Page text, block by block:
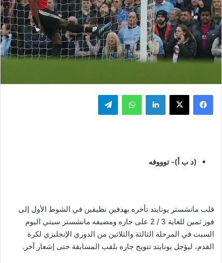
فيسبوك ‫X لينكدإن واتساب تيلقرام
(د ب أ)- توووفه
قلب مانشستر يونايتد تأخره بهدفين نظيفين في الشوط الأول إلى
فوز ثمين للغاية 3 / 2 على جاره ومضيفه مانشستر سيتي اليوم
السبت في المرحلة الثالثة والثلاثين من الدوري الإنجليزي لكرة
القدم، ليؤجل يونايتد تتويج جاره بلقب المسابقة حتى إشعار آخر.